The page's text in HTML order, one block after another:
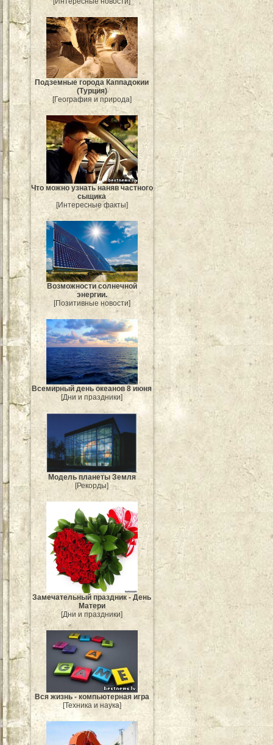
Подземные города Каппадокии
(Турция)
[География и природа]
Что можно узнать наняв частного
сыщика
[Интересные факты]
Возможности солнечной
энергии.
[Позитивные новости]
Всемирный день океанов 8 июня
[Дни и праздники]
Модель планеты Земля
[Рекорды]
Замечательный праздник - День
Матери
[Дни и праздники]
Вся жизнь - компьютерная игра
[Техника и наука]